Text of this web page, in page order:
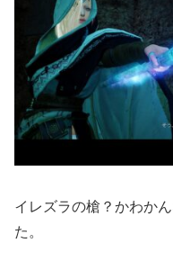
イレズラの槍？かわか
た。